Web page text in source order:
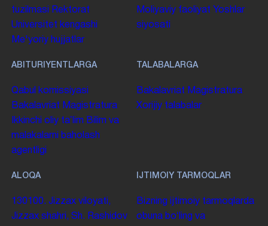
tuzilmasi
Rektorat
Universitet kengashi
Me'yoriy hujjatlar
Moliyaviy faoliyat Yoshlar
siyosati
ABITURIYENTLARGA
Qabul komissiyasi
Bakalavriat Magistratura
Ikkinchi oliy taʼlim Bilim va
malakalarni baholash
agentligi
TALABALARGA
Bakalavriat Magistratura
Xorijiy talabalar
ALOQA
130100. Jizzax viloyati,
Jizzax shahri, Sh. Rashidov
IJTIMOIY TARMOQLAR
Bizning ijtimoiy tarmoqlarda
obuna boʻling va